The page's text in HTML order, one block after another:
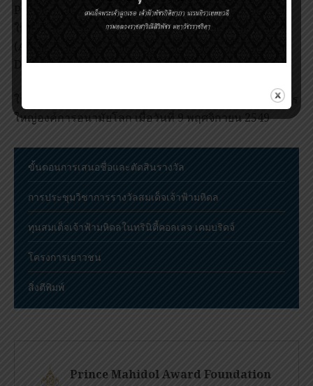
Pandemic Influenza) และตำแหน่ง ผู้ช่วยผู้อำนวยการ
ใหญ่องค์การอนามัยโลก ด้านการควบคุมโรคติดต่อ
Diseases cluster)
ในที่สุด พ.ญ. ชาน ได้รับเลือกเข้าดำรงตำแหน่ง ผู้อำนวยการ
ใหญ่องค์การอนามัยโลก เมื่อวันที่ 9 พฤศจิกายน 2549
ขั้นตอนการเสนอชื่อและตัดสินรางวัล
การประชุมวิชาการรางวัลสมเด็จเจ้าฟ้ามหิดล
ทุนสมเด็จเจ้าฟ้ามหิดลในทรินิตี้คอลเลจ เคมบริดจ์
โครงการเยาวชน
สิ่งตีพิมพ์
Prince Mahidol Award Foundation